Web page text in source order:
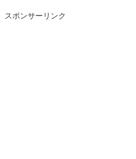
スポンサーリンク